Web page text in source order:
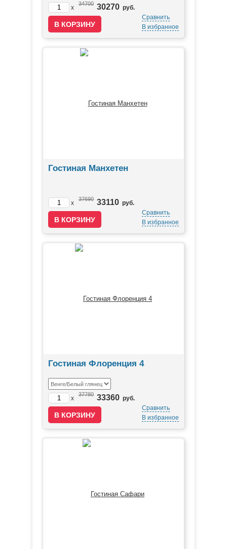
x
34700 30270 руб.
Сравнить
В избранное
Гостиная Манхетен
x
37690 33110 руб.
Сравнить
В избранное
Гостиная Флоренция 4
x
37780 33360 руб.
Сравнить
В избранное